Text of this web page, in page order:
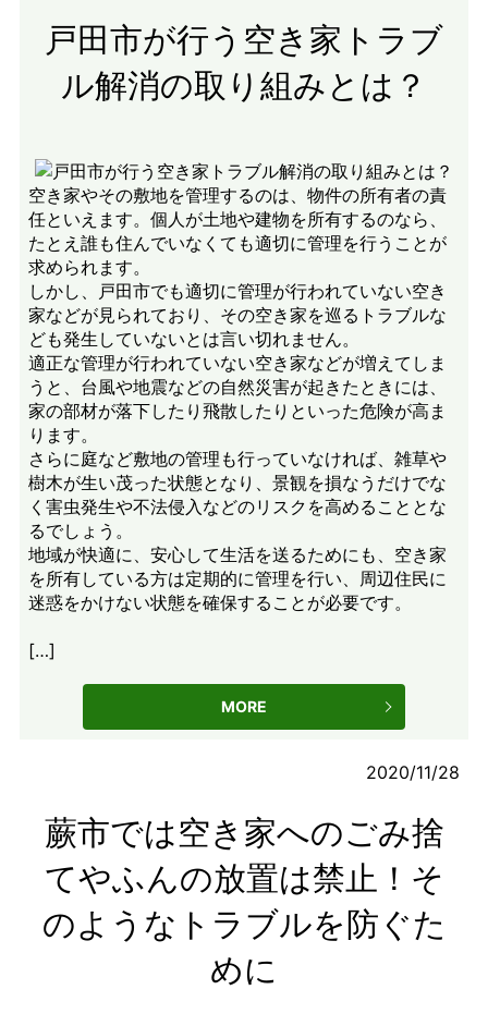
戸田市が行う空き家トラブ
ル解消の取り組みとは？
空き家やその敷地を管理するのは、物件の所有者の責
任といえます。個人が土地や建物を所有するのなら、
たとえ誰も住んでいなくても適切に管理を行うことが
求められます。
しかし、戸田市でも適切に管理が行われていない空き
家などが見られており、その空き家を巡るトラブルな
ども発生していないとは言い切れません。
適正な管理が行われていない空き家などが増えてしま
うと、台風や地震などの自然災害が起きたときには、
家の部材が落下したり飛散したりといった危険が高ま
ります。
さらに庭など敷地の管理も行っていなければ、雑草や
樹木が生い茂った状態となり、景観を損なうだけでな
く害虫発生や不法侵入などのリスクを高めることとな
るでしょう。
地域が快適に、安心して生活を送るためにも、空き家
を所有している方は定期的に管理を行い、周辺住民に
迷惑をかけない状態を確保することが必要です。
[…]
MORE
2020/11/28
蕨市では空き家へのごみ捨
てやふんの放置は禁止！そ
のようなトラブルを防ぐた
めに